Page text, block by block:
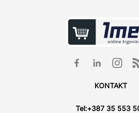
KONTAKT
Tel:+387 35 553